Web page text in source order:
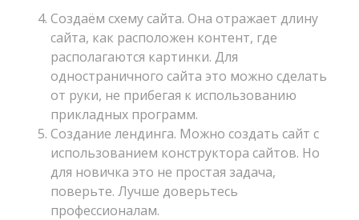
Создаём схему сайта. Она отражает длину
сайта, как расположен контент, где
располагаются картинки. Для
одностраничного сайта это можно сделать
от руки, не прибегая к использованию
прикладных программ.
Создание лендинга. Можно создать сайт с
использованием конструктора сайтов. Но
для новичка это не простая задача,
поверьте. Лучше доверьтесь
профессионалам.